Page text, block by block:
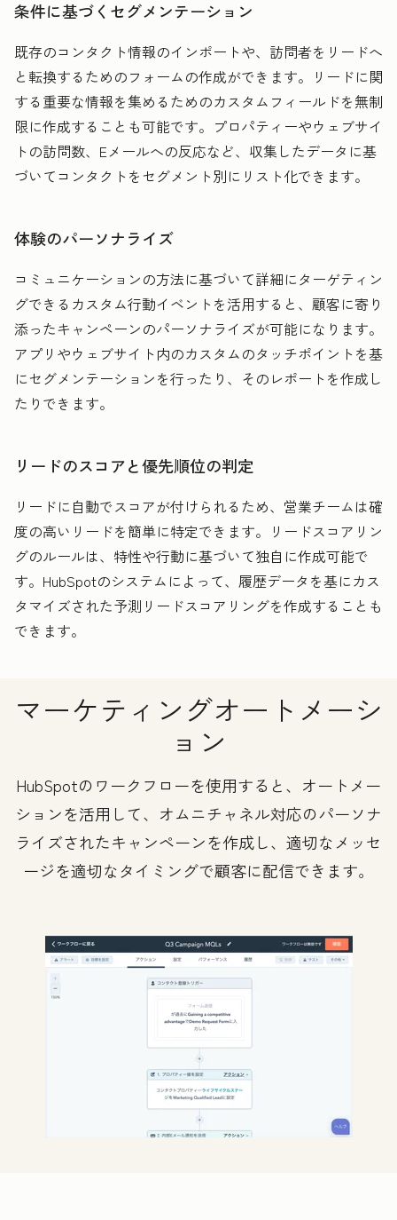
条件に基づくセグメンテーション
既存のコンタクト情報のインポートや、訪問者をリードへ
と転換するためのフォームの作成ができます。リードに関
する重要な情報を集めるためのカスタムフィールドを無制
限に作成することも可能です。プロパティーやウェブサイ
トの訪問数、Eメールへの反応など、収集したデータに基
づいてコンタクトをセグメント別にリスト化できます。
体験のパーソナライズ
コミュニケーションの方法に基づいて詳細にターゲティン
グできるカスタム行動イベントを活用すると、顧客に寄り
添ったキャンペーンのパーソナライズが可能になります。
アプリやウェブサイト内のカスタムのタッチポイントを基
にセグメンテーションを行ったり、そのレポートを作成し
たりできます。
リードのスコアと優先順位の判定
リードに自動でスコアが付けられるため、営業チームは確
度の高いリードを簡単に特定できます。リードスコアリン
グのルールは、特性や行動に基づいて独自に作成可能で
す。HubSpotのシステムによって、履歴データを基にカス
タマイズされた予測リードスコアリングを作成することも
できます。
マーケティングオートメーシ
ョン
HubSpotのワークフローを使用すると、オートメー
ションを活用して、オムニチャネル対応のパーソナ
ライズされたキャンペーンを作成し、適切なメッセ
ージを適切なタイミングで顧客に配信できます。